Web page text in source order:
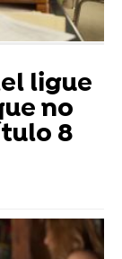
ligue
no
8